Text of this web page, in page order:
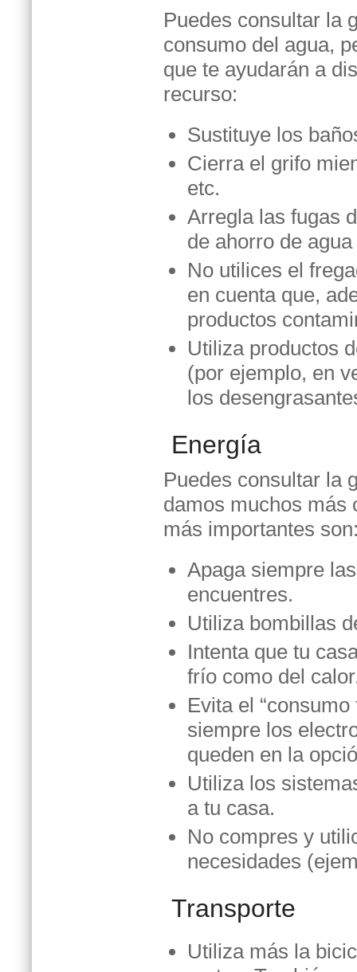
Puedes consultar la
consumo del agua,
que te ayudarán a
recurso:
Sustituye los
Cierra el grifo
etc.
Arregla las fugas
de ahorro de
No utilices el
en cuenta que,
productos
Utiliza productos
(por ejemplo, en
los
Energía
Puedes consultar la
damos muchos más
más importantes
Apaga siempre
encuentres.
Utiliza bombillas
Intenta que tu
frío como del
Evita el
siempre los
queden en la
Utiliza los
a tu casa.
No compres y
necesidades
Transporte
Utiliza más la